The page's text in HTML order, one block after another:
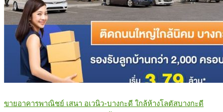
ขายอาคารพาณิชย์ เสนา อเวนิว-บางกะดี ใกล้ห้างโลตัสบางกะดี